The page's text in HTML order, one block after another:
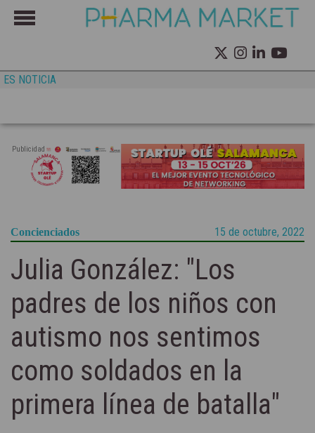
ES NOTICIA
Publicidad
Concienciados 15 de octubre, 2022
Julia González: "Los
padres de los niños con
autismo nos sentimos
como soldados en la
primera línea de batalla"